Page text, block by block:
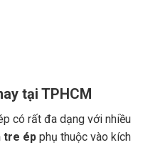
tại TPHCM
có rất đa dạng với nhiều
tre ép phụ thuộc vào kích